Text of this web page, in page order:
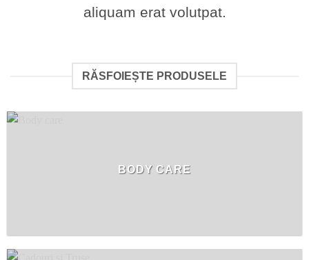
aliquam erat volutpat.
RĂSFOIEȘTE PRODUSELE
BODY CARE